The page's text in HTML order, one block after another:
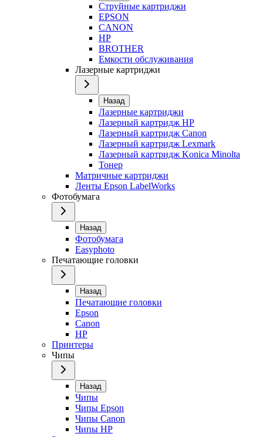
Струйные картриджи
EPSON
CANON
HP
BROTHER
Емкости обслуживания
Лазерные картриджи
Назад
Лазерные картриджи
Лазерный картридж HP
Лазерный картридж Canon
Лазерный картридж Lexmark
Лазерный картридж Konica Minolta
Тонер
Матричные картриджи
Ленты Epson LabelWorks
Фотобумага
Назад
Фотобумага
Easyphoto
Печатающие головки
Назад
Печатающие головки
Epson
Canon
HP
Принтеры
Чипы
Назад
Чипы
Чипы Epson
Чипы Canon
Чипы HP